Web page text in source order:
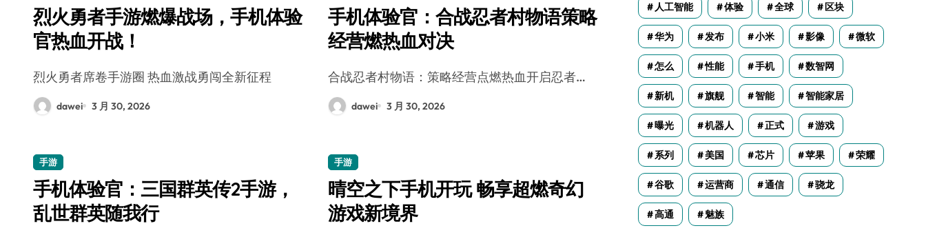
烈火勇者手游燃爆战场，手机体验
官热血开战！
烈火勇者席卷手游圈 热血激战勇闯全新征程
dawei 3 月 30, 2026
手机体验官：合战忍者村物语策略
经营燃热血对决
合战忍者村物语：策略经营点燃热血开启忍者…
dawei 3 月 30, 2026
手游
手机体验官：三国群英传2手游，
乱世群英随我行
手游
晴空之下手机开玩 畅享超燃奇幻
游戏新境界
人工智能 体验 全球 区块
华为 发布 小米 影像 微软
怎么 性能 手机 数智网
新机 旗舰 智能 智能家居
曝光 机器人 正式 游戏
系列 美国 芯片 苹果 荣耀
谷歌 运营商 通信 骁龙
高通 魅族